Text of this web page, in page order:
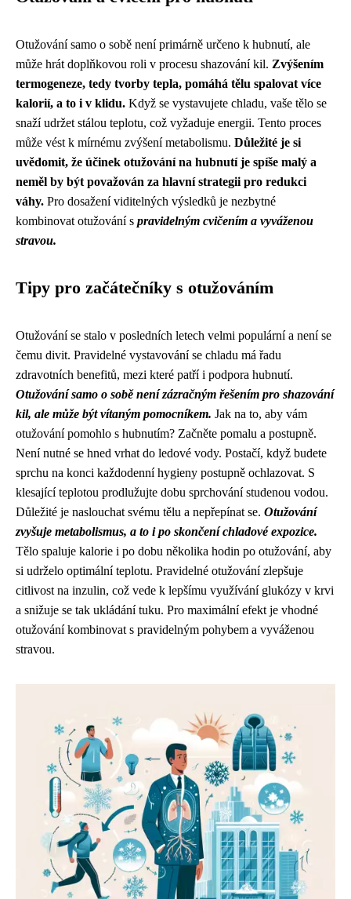
Otužování samo o sobě není primárně určeno k hubnutí, ale
může hrát doplňkovou roli v procesu shazování kil. Zvýšením
termogeneze, tedy tvorby tepla, pomáhá tělu spalovat více
kalorií, a to i v klidu. Když se vystavujete chladu, vaše tělo se
snaží udržet stálou teplotu, což vyžaduje energii. Tento proces
může vést k mírnému zvýšení metabolismu. Důležité je si
uvědomit, že účinek otužování na hubnutí je spíše malý a
neměl by být považován za hlavní strategii pro redukci
váhy. Pro dosažení viditelných výsledků je nezbytné
kombinovat otužování s pravidelným cvičením a vyváženou
stravou.
Tipy pro začátečníky s otužováním
Otužování se stalo v posledních letech velmi populární a není se
čemu divit. Pravidelné vystavování se chladu má řadu
zdravotních benefitů, mezi které patří i podpora hubnutí.
Otužování samo o sobě není zázračným řešením pro shazování
kil, ale může být vítaným pomocníkem. Jak na to, aby vám
otužování pomohlo s hubnutím? Začněte pomalu a postupně.
Není nutné se hned vrhat do ledové vody. Postačí, když budete
sprchu na konci každodenní hygieny postupně ochlazovat. S
klesající teplotou prodlužujte dobu sprchování studenou vodou.
Důležité je naslouchat svému tělu a nepřepínat se. Otužování
zvyšuje metabolismus, a to i po skončení chladové expozice.
Tělo spaluje kalorie i po dobu několika hodin po otužování, aby
si udrželo optimální teplotu. Pravidelné otužování zlepšuje
citlivost na inzulin, což vede k lepšímu využívání glukózy v krvi
a snižuje se tak ukládání tuku. Pro maximální efekt je vhodné
otužování kombinovat s pravidelným pohybem a vyváženou
stravou.